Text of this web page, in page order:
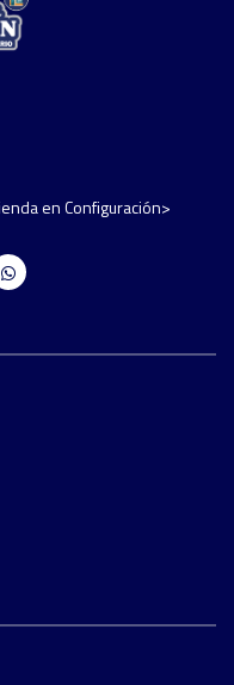
en Configuración>